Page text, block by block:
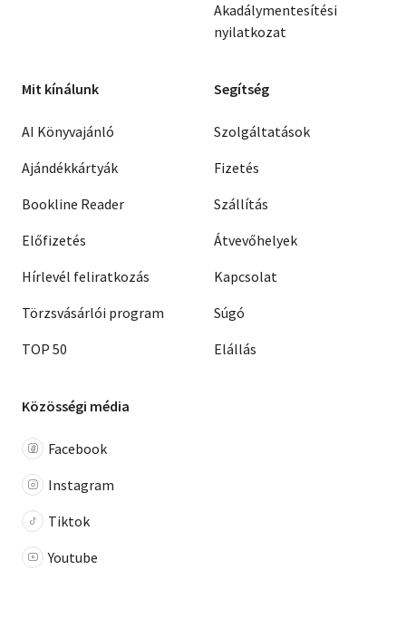
Akadálymentesítési
nyilatkozat
Mit kínálunk
AI Könyvajánló
Ajándékkártyák
Bookline Reader
Előfizetés
Hírlevél feliratkozás
Törzsvásárlói program
TOP 50
Segítség
Szolgáltatások
Fizetés
Szállítás
Átvevőhelyek
Kapcsolat
Súgó
Elállás
Közösségi média
Facebook
Instagram
Tiktok
Youtube